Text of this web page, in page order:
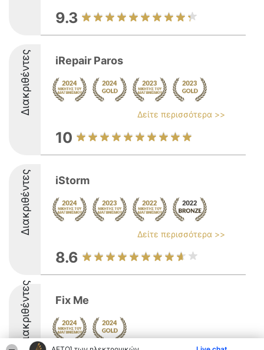
9.3
Διακριθέντες iRepair Paros
Δείτε περισσότερα >>
10
Διακριθέντες iStorm
Δείτε περισσότερα >>
8.6
Διακριθέντες Fix Me